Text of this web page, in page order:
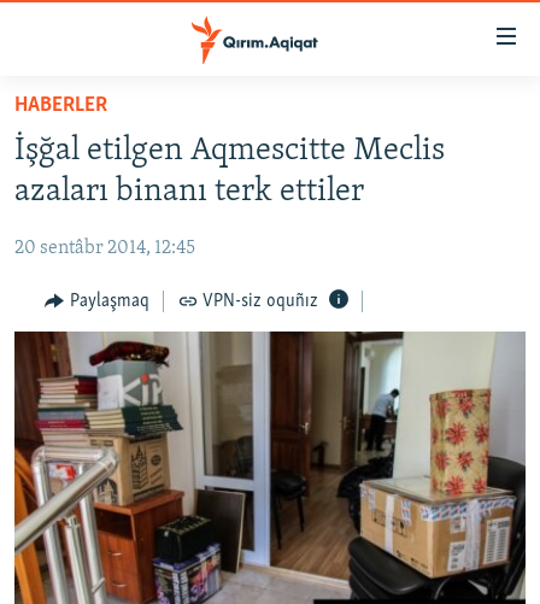
Esas
mündericege
qaytmaq
Baş
qaytmaq
qaytmaq
HABERLER
SİYASET
CEMİYET
MEDENİYET
İNSAN AQLARI
VİDEO
SÜRET
BLOGLAR
FİKİR
Русский
HABERLER
İşğal etilgen Aqmescitte Meclis
azaları binanı terk ettiler
20 sentâbr 2014, 12:45
Paylaşmaq VPN-siz oquñız